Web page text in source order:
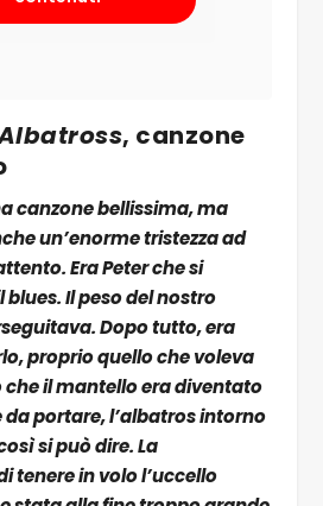
, canzone
canzone bellissima, ma
un’enorme tristezza ad
Era Peter che si
Il peso del nostro
Dopo tutto, era
proprio quello che voleva
che il mantello era diventato
portare, l’albatros intorno
si può dire. La
tenere in volo l’uccello